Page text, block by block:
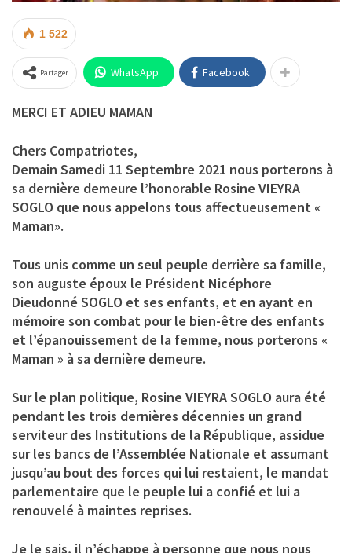
1 522
Partager WhatsApp Facebook
MERCI ET ADIEU MAMAN
Chers Compatriotes,
Demain Samedi 11 Septembre 2021 nous porterons à
sa dernière demeure l’honorable Rosine VIEYRA
SOGLO que nous appelons tous affectueusement «
Maman».
Tous unis comme un seul peuple derrière sa famille,
son auguste époux le Président Nicéphore
Dieudonné SOGLO et ses enfants, et en ayant en
mémoire son combat pour le bien-être des enfants
et l’épanouissement de la femme, nous porterons «
Maman » à sa dernière demeure.
Sur le plan politique, Rosine VIEYRA SOGLO aura été
pendant les trois dernières décennies un grand
serviteur des Institutions de la République, assidue
sur les bancs de l’Assemblée Nationale et assumant
jusqu’au bout des forces qui lui restaient, le mandat
parlementaire que le peuple lui a confié et lui a
renouvelé à maintes reprises.
Je le sais, il n’échappe à personne que nous nous